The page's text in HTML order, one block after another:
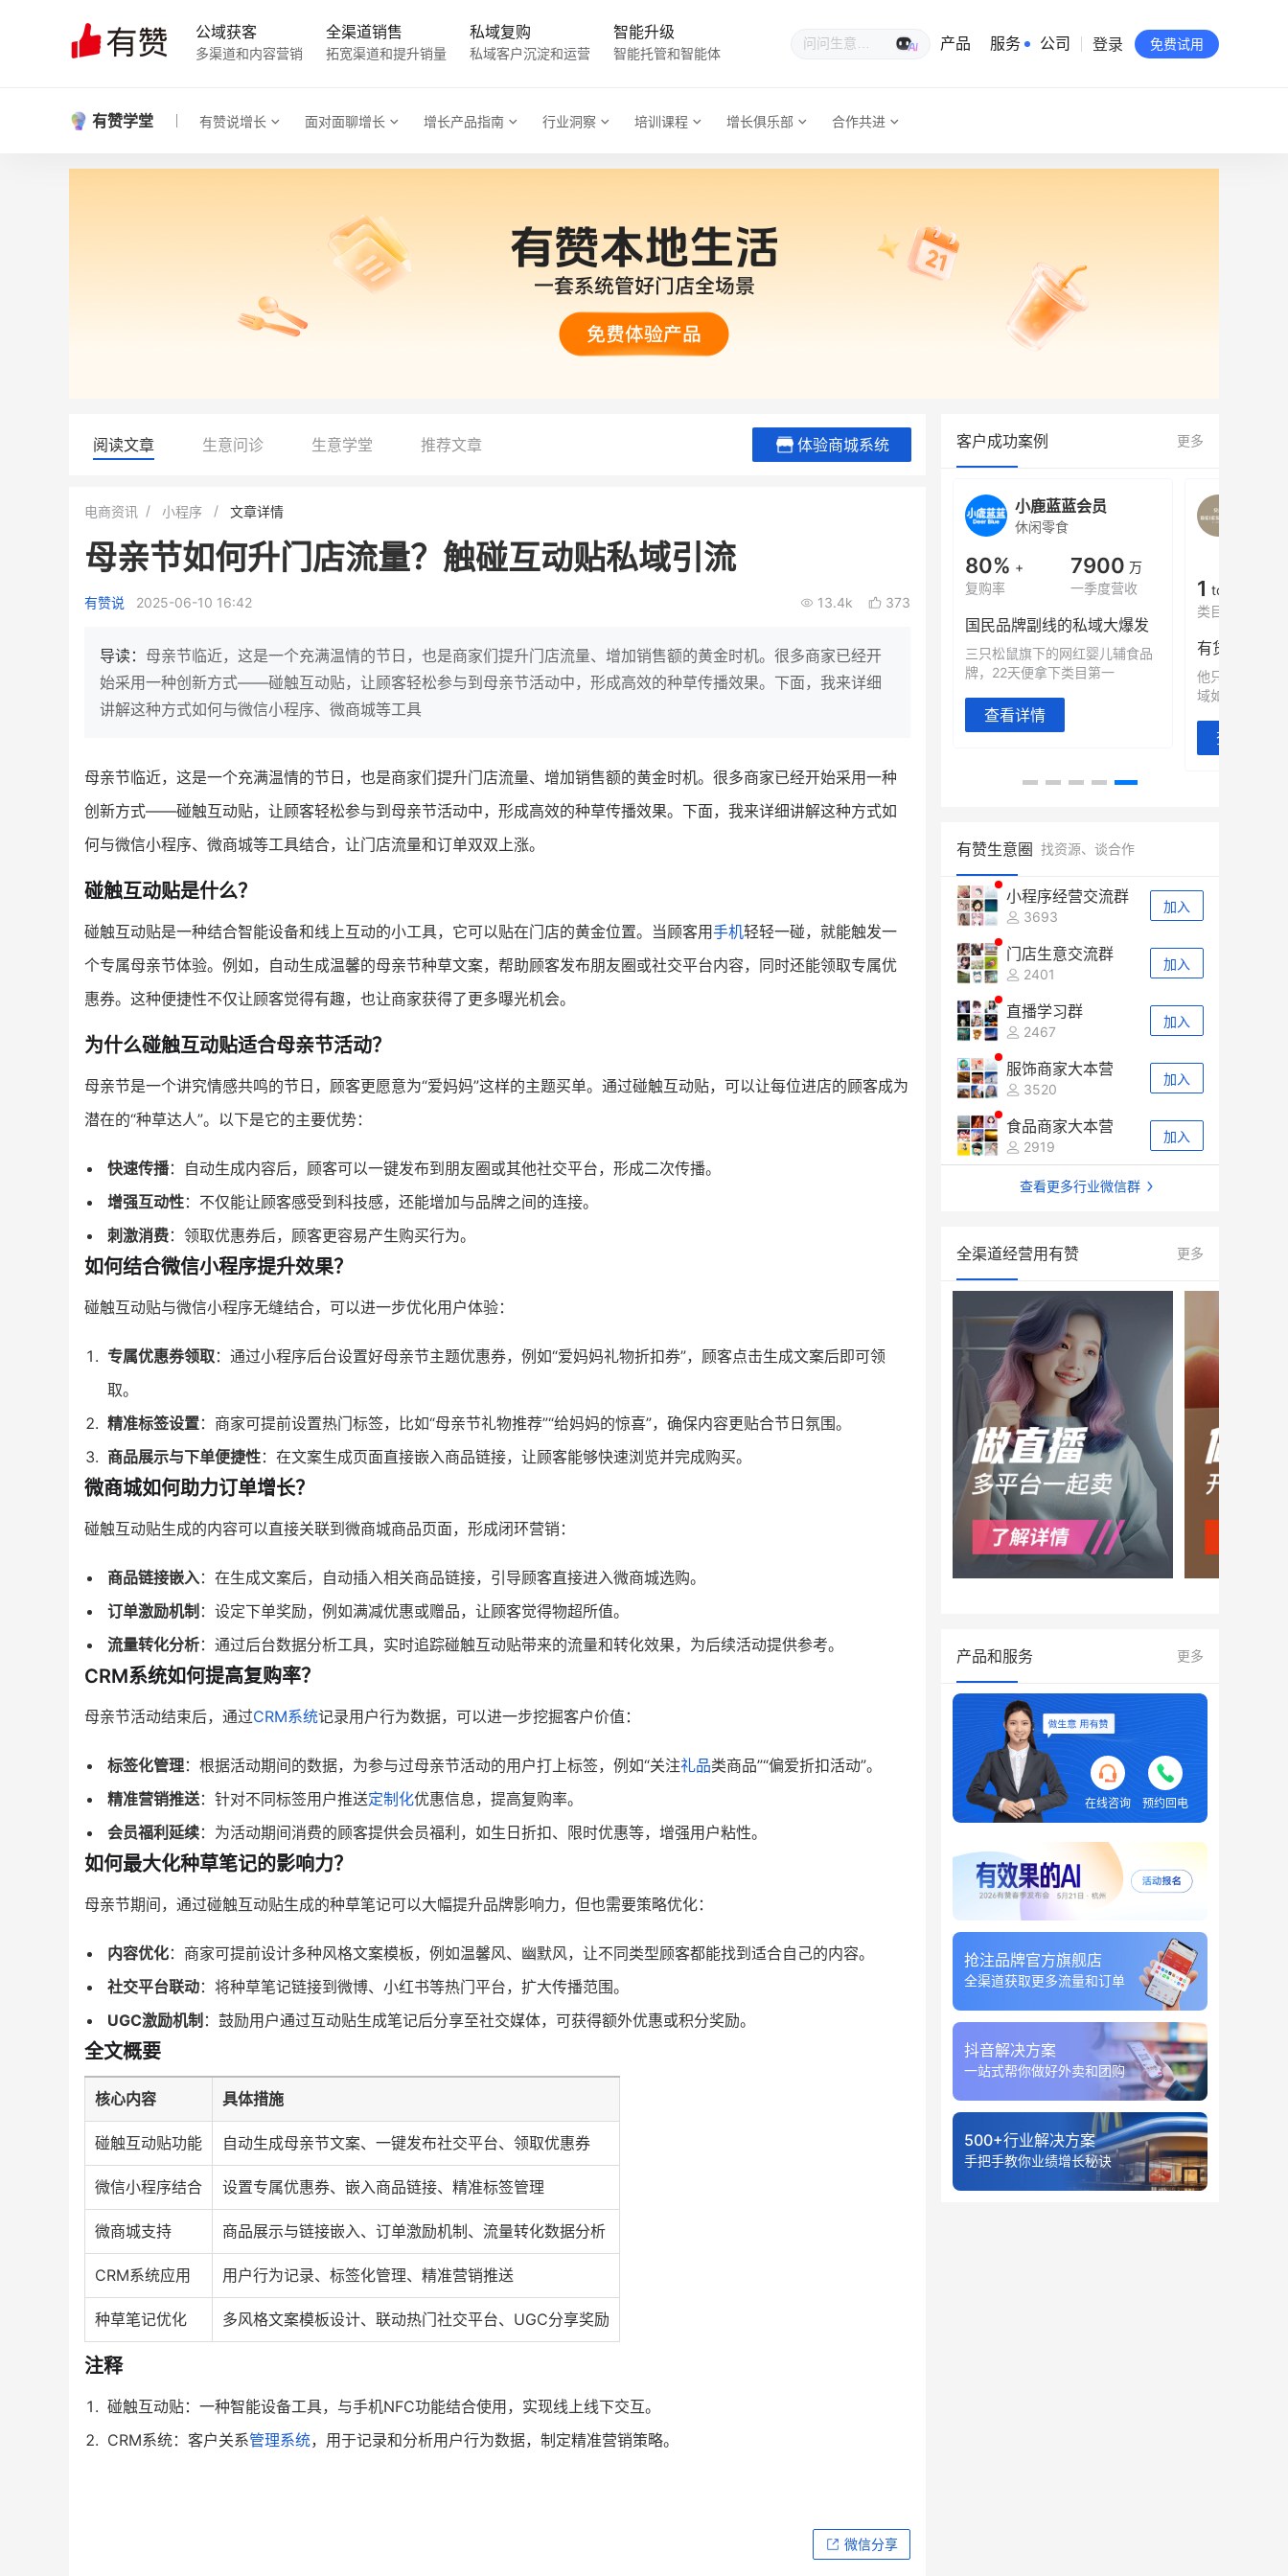
公域获客
多渠道和内容营销
全渠道销售
拓宽渠道和提升销量
私域复购
私域客户沉淀和运营
智能升级
智能托管和智能体
生意专家
产品 服务 公司
有赞公益
站点地图
登录 免费试用
有赞学堂 有赞说增长 面对面聊增长 增长产品指南 行业洞察 培训课程 增长俱乐部 合作共进
阅读文章 生意问诊 生意学堂 推荐文章 体验商城系统
电商资讯 小程序 文章详情
母亲节如何升门店流量？触碰互动贴私域引流
有赞说 2025-06-10 16:42 13.4k 373
导读： 母亲节临近，这是一个充满温情的节日，也是商家们提升门店流量、增加销售额的黄金时机。很多商家已经开
始采用一种创新方式——碰触互动贴，让顾客轻松参与到母亲节活动中，形成高效的种草传播效果。下面，我来详细
讲解这种方式如何与微信小程序、微商城等工具
母亲节临近，这是一个充满温情的节日，也是商家们提升门店流量、增加销售额的黄金时机。很多商家已经开始采用一种
创新方式——碰触互动贴，让顾客轻松参与到母亲节活动中，形成高效的种草传播效果。下面，我来详细讲解这种方式如
何与微信小程序、微商城等工具结合，让门店流量和订单双双上涨。
碰触互动贴是什么？
碰触互动贴是一种结合智能设备和线上互动的小工具，它可以贴在门店的黄金位置。当顾客用手机轻轻一碰，就能触发一
个专属母亲节体验。例如，自动生成温馨的母亲节种草文案，帮助顾客发布朋友圈或社交平台内容，同时还能领取专属优
惠券。这种便捷性不仅让顾客觉得有趣，也让商家获得了更多曝光机会。
为什么碰触互动贴适合母亲节活动？
母亲节是一个讲究情感共鸣的节日，顾客更愿意为“爱妈妈”这样的主题买单。通过碰触互动贴，可以让每位进店的顾客成为
潜在的“种草达人”。以下是它的主要优势：
快速传播：自动生成内容后，顾客可以一键发布到朋友圈或其他社交平台，形成二次传播。
增强互动性：不仅能让顾客感受到科技感，还能增加与品牌之间的连接。
刺激消费：领取优惠券后，顾客更容易产生购买行为。
如何结合微信小程序提升效果？
碰触互动贴与微信小程序无缝结合，可以进一步优化用户体验：
专属优惠券领取：通过小程序后台设置好母亲节主题优惠券，例如“爱妈妈礼物折扣券”，顾客点击生成文案后即可领
取。
精准标签设置：商家可提前设置热门标签，比如“母亲节礼物推荐”“给妈妈的惊喜”，确保内容更贴合节日氛围。
商品展示与下单便捷性：在文案生成页面直接嵌入商品链接，让顾客能够快速浏览并完成购买。
微商城如何助力订单增长？
碰触互动贴生成的内容可以直接关联到微商城商品页面，形成闭环营销：
商品链接嵌入：在生成文案后，自动插入相关商品链接，引导顾客直接进入微商城选购。
订单激励机制 ：设定下单奖励，例如满减优惠或赠品，让顾客觉得物超所值。
流量转化分析：通过后台数据分析工具，实时追踪碰触互动贴带来的流量和转化效果，为后续活动提供参考。
CRM系统如何提高复购率？
母亲节活动结束后，通过CRM系统记录用户行为数据，可以进一步挖掘客户价值：
标签化管理：根据活动期间的数据，为参与过母亲节活动的用户打上标签，例如“关注礼品类商品”“偏爱折扣活动”。
精准营销推送：针对不同标签用户推送定制化优惠信息，提高复购率。
会员福利延续：为活动期间消费的顾客提供会员福利，如生日折扣、限时优惠等，增强用户粘性。
如何最大化种草笔记的影响力？
母亲节期间，通过碰触互动贴生成的种草笔记可以大幅提升品牌影响力，但也需要策略优化：
内容优化：商家可提前设计多种风格文案模板，例如温馨风、幽默风，让不同类型顾客都能找到适合自己的内容。
社交平台联动：将种草笔记链接到微博、小红书等热门平台，扩大传播范围。
UGC激励机制 ：鼓励用户通过互动贴生成笔记后分享至社交媒体，可获得额外优惠或积分奖励。
全文概要
核心内容 具体措施
碰触互动贴功能 自动生成母亲节文案、一键发布社交平台、领取优惠券
微信小程序结合 设置专属优惠券、嵌入商品链接、精准标签管理
微商城支持 商品展示与链接嵌入、订单激励机制、流量转化数据分析
CRM系统应用 用户行为记录、标签化管理、精准营销推送
种草笔记优化 多风格文案模板设计、联动热门社交平台、UGC分享奖励
注释
碰触互动贴：一种智能设备工具，与手机NFC功能结合使用，实现线上线下交互。
CRM系统：客户关系管理系统，用于记录和分析用户行为数据，制定精准营销策略。
微信分享
客户成功案例 更多
BEIESTATE贝易品牌
母婴
类目销售额
年度GMV
有货源没流量？母婴馆如何破局
他只用7年做到平台销冠，转战私
域如何破局？
200 万
200 %
这家女装连锁如何借有赞破局新
零售？
查看详情
30 万
2000 万
IT精英回乡种地，撬动2000万生
意！
2
私域样本打法！新希望白帝乳业
靠企业微信实现销售额翻 8 倍！
小鹿蓝蓝会员
休闲零食
80% +
复购率
7900 万
一季度营收
国民品牌副线的私域大爆发
三只松鼠旗下的网红婴儿辅食品
牌，22天便拿下类目第一
查看详情
1 top
类目销售额
他只用7年做
域如何破局？
查看详情
有赞生意圈 找资源、谈合作
小程序经营交流群
3693
加入
门店生意交流群
2401
加入
直播学习群
2467
加入
服饰商家大本营
3520
加入
食品商家大本营
2919
加入
查看更多行业微信群
全渠道经营用有赞 更多
产品和服务 更多
在线咨询 预约回电
抢注品牌官方旗舰店
全渠道获取更多流量和订单
抖音解决方案
一站式帮你做好外卖和团购
500+行业解决方案
手把手教你业绩增长秘诀